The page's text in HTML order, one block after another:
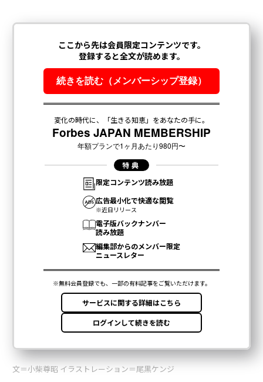
文＝小柴尊昭 イラストレーション＝尾黒ケンジ